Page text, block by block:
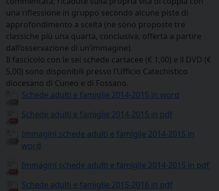
una riflessione in gruppo secondo alcune piste di
approfondimento a scelta (ne sono proposte tre
classiche più una quarta, conclusiva, offerta a partire
dall’osservazione di un’immagine).
Il fascicolo con le sei schede cartacee (€ 1,00) e il DVD (€
5,00) sono disponibili presso l’Ufficio Catechistico
diocesano di Cuneo e di Fossano.
Schede adulti e famiglie 2014-2015 in word
Schede adulti e famiglie 2014-2015 in pdf
Immagini schede adulti e famiglie 2014-2015 in
word
Immagini schede adulti e famiglie 2014-2015 in pdf
Schede adulti e famiglie 2015-2016 in pdf